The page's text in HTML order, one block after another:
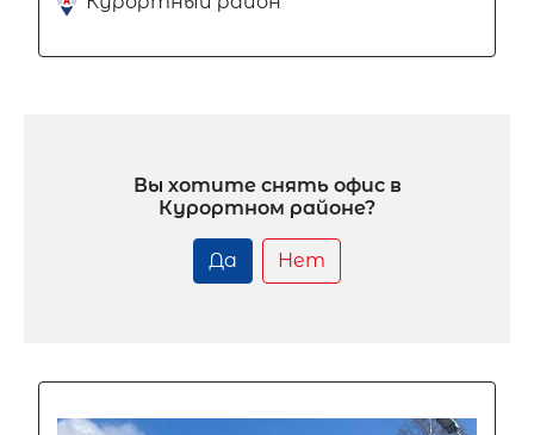
Вы хотите снять офис в
Курортном районе?
Да Нет